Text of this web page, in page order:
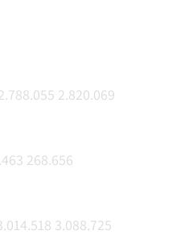
2.820.069
268.656
3.088.725